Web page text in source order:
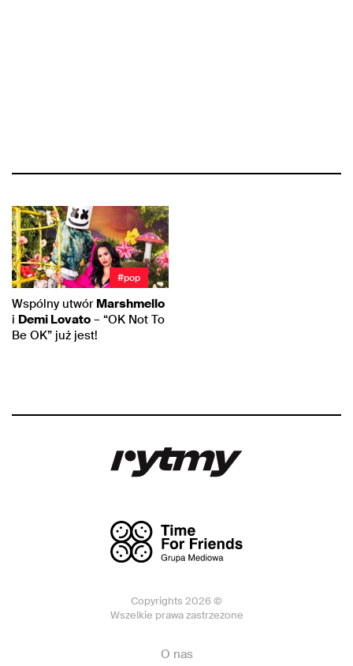
#pop
Wspólny utwór Marshmello
i Demi Lovato – “OK Not To
Be OK” już jest!
Copyrights 2026 ©
Wszelkie prawa zastrzeżone
O nas